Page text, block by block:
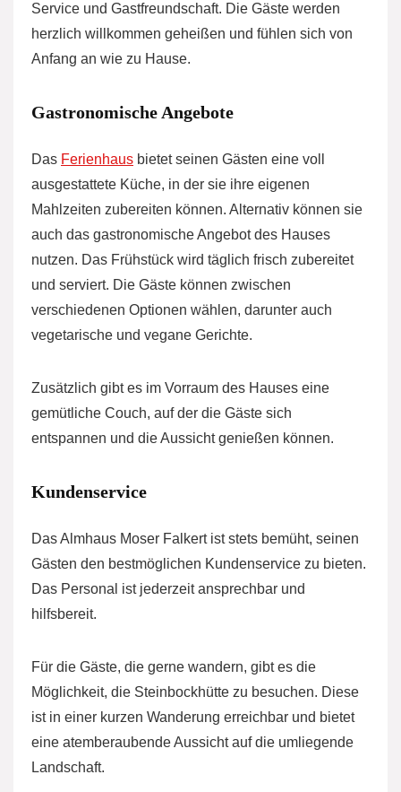
Service und Gastfreundschaft. Die Gäste werden
herzlich willkommen geheißen und fühlen sich von
Anfang an wie zu Hause.
Gastronomische Angebote
Das Ferienhaus bietet seinen Gästen eine voll
ausgestattete Küche, in der sie ihre eigenen
Mahlzeiten zubereiten können. Alternativ können sie
auch das gastronomische Angebot des Hauses
nutzen. Das Frühstück wird täglich frisch zubereitet
und serviert. Die Gäste können zwischen
verschiedenen Optionen wählen, darunter auch
vegetarische und vegane Gerichte.
Zusätzlich gibt es im Vorraum des Hauses eine
gemütliche Couch, auf der die Gäste sich
entspannen und die Aussicht genießen können.
Kundenservice
Das Almhaus Moser Falkert ist stets bemüht, seinen
Gästen den bestmöglichen Kundenservice zu bieten.
Das Personal ist jederzeit ansprechbar und
hilfsbereit.
Für die Gäste, die gerne wandern, gibt es die
Möglichkeit, die Steinbockhütte zu besuchen. Diese
ist in einer kurzen Wanderung erreichbar und bietet
eine atemberaubende Aussicht auf die umliegende
Landschaft.